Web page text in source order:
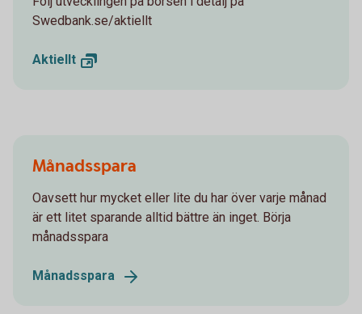
Swedbank.se/aktiellt
Aktiellt
Månadsspara
Oavsett hur mycket eller lite du har över varje månad
är ett litet sparande alltid bättre än inget. Börja
månadsspara
Månadsspara